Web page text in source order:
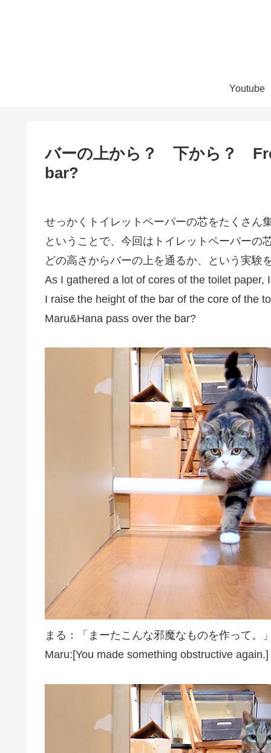
Youtube
バーの上から？ 下から？
bar?
せっかくトイレットペーパーの芯をたくさん
ということで、今回はトイレットペーパーの
どの高さからバーの上を通るか、という実験
As I gathered a lot of cores of the toilet paper,
I raise the height of the bar of the core of the
Maru&Hana pass over the bar?
まる：「まーたこんな邪魔なものを作って。
Maru:[You made something obstructive again.]